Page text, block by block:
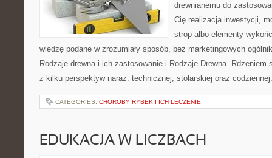
drewnianemu do
Cię realizacja inwestycji,
strop albo elementy
wiedzę podane w zrozumiały sposób, bez marketingowych
Rodzaje drewna i ich zastosowanie i Rodzaje Drewna. Rdzeniem
z kilku perspektyw naraz: technicznej, stolarskiej oraz
CATEGORIES: CHOROBY RYBEK I ICH LECZENIE
EDUKACJA W LICZBACH